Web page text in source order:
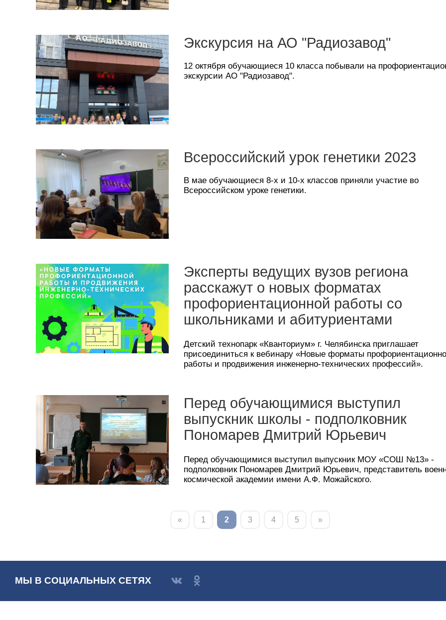
Экскурсия на АО "Радиозавод"
12 октября обучающиеся 10 класса побывали на
экскурсии АО "Радиозавод".
Всероссийский урок генетики 2023
В мае обучающиеся 8-х и 10-х классов приняли участие во
Всероссийском уроке генетики.
Эксперты ведущих вузов региона
расскажут о новых форматах
профориентационной работы со
школьниками и абитуриентами
Детский технопарк «Кванториум» г. Челябинска приглашает
присоединиться к вебинару «Новые форматы
работы и продвижения инженерно-технических профессий».
Перед обучающимися выступил
выпускник школы - подполковник
Пономарев Дмитрий Юрьевич
Перед обучающимися выступил выпускник МОУ «СОШ №13» -
подполковник Пономарев Дмитрий Юрьевич, представитель
космической академии имени А.Ф. Можайского.
« 1 2 3 4 5 »
МЫ В СОЦИАЛЬНЫХ СЕТЯХ